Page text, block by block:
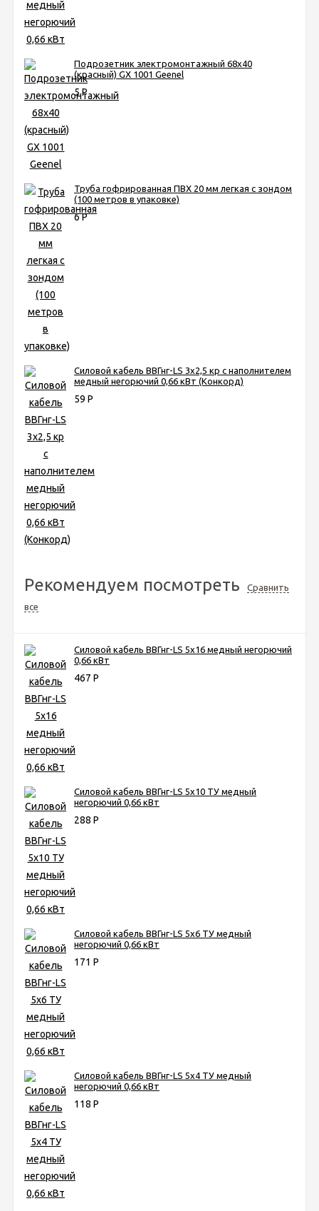
Подрозетник электромонтажный 68х40
(красный) GX 1001 Geenel
5Р
Труба гофрированная ПВХ 20 мм легкая с зондом
(100 метров в упаковке)
6Р
Силовой кабель ВВГнг-LS 3х2,5 кр с наполнителем
медный негорючий 0,66 кВт (Конкорд)
59 Р
Рекомендуем посмотреть
Сравнить
все
Силовой кабель ВВГнг-LS 5х16 медный негорючий
0,66 кВт
467 Р
Силовой кабель ВВГнг-LS 5х10 ТУ медный
негорючий 0,66 кВт
288 Р
Силовой кабель ВВГнг-LS 5х6 ТУ медный
негорючий 0,66 кВт
171 Р
Силовой кабель ВВГнг-LS 5х4 ТУ медный
негорючий 0,66 кВт
118 Р